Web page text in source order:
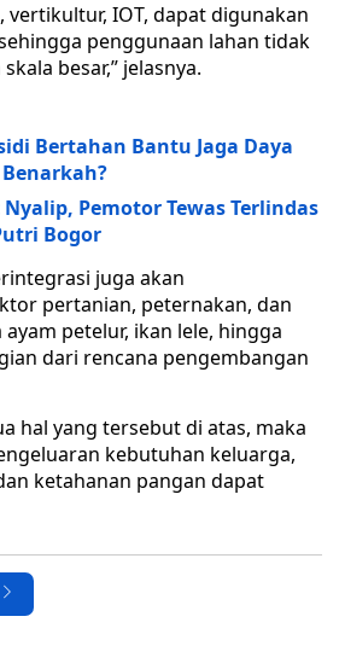
IOT, dapat digunakan
penggunaan lahan tidak
besar,” jelasnya.
Bertahan Bantu Jaga Daya
Pemotor Tewas Terlindas
Bogor
juga akan
pertanian, peternakan, dan
petelur, ikan lele, hingga
dari rencana pengembangan
hal yang tersebut di atas, maka
kebutuhan keluarga,
ketahanan pangan dapat